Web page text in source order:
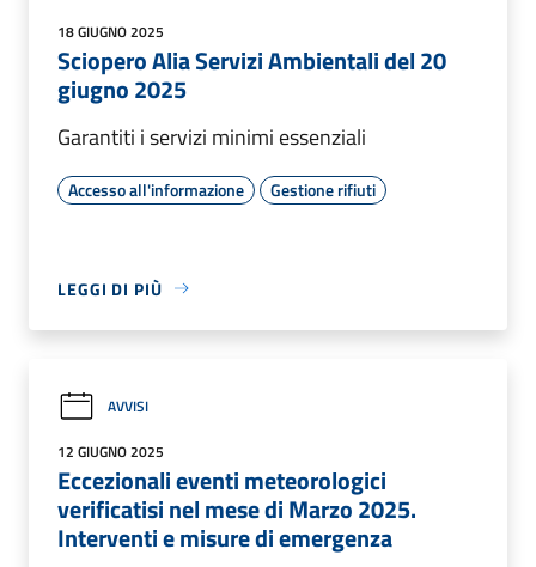
18 GIUGNO 2025
Sciopero Alia Servizi Ambientali del 20
giugno 2025
Garantiti i servizi minimi essenziali
Accesso all'informazione Gestione rifiuti
LEGGI DI PIÙ
AVVISI
12 GIUGNO 2025
Eccezionali eventi meteorologici
verificatisi nel mese di Marzo 2025.
Interventi e misure di emergenza